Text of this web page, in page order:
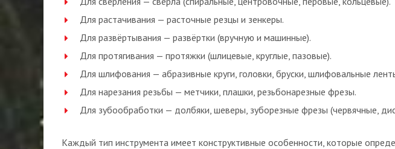
Для растачивания — расточные резцы и зенкеры.
Для развёртывания — развёртки (вручную и машинные).
Для протягивания — протяжки (шлицевые, круглые, пазовые).
Для шлифования — абразивные круги, головки, бруски, шлифовальные
Для нарезания резьбы — метчики, плашки, резьбонарезные фрезы.
Для зубообработки — долбяки, шеверы, зуборезные фрезы (червячные,
Каждый тип инструмента имеет конструктивные особенности, которые